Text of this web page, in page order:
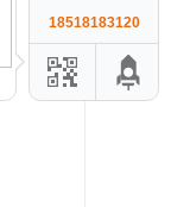
18518183120